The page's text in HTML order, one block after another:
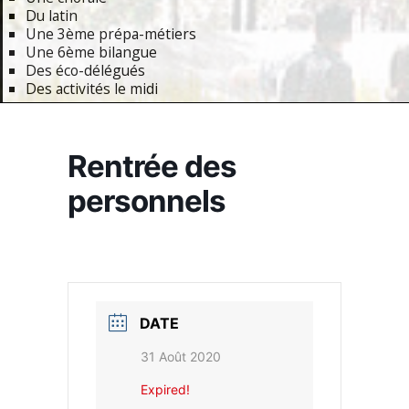
Du latin
Une 3ème prépa-métiers
Une 6ème bilangue
Des éco-délégués
Des activités le midi
Rentrée des
personnels
DATE
31 Août 2020
Expired!